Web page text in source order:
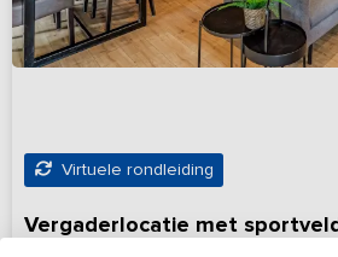
Virtuele rondleiding
Vergaderlocatie met